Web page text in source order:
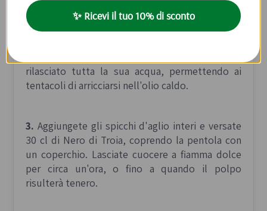
2.In una pentola dal fondo spesso, scaldate un
rilasciato tutta la sua acqua, permettendo ai
tentacoli di arricciarsi nell'olio caldo.
3.Aggiungete gli spicchi d'aglio interi e versate
30 cl di Nero di Troia, coprendo la pentola con
un coperchio. Lasciate cuocere a fiamma dolce
per circa un'ora, o fino a quando il polpo
risulterà tenero.
✨ Ricevi il tuo 10% di sconto